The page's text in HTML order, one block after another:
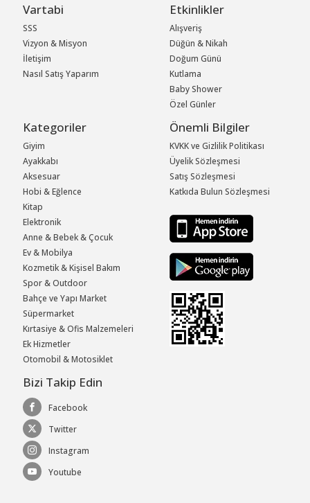
Vartabi
SSS
Vizyon & Misyon
İletişim
Nasıl Satış Yaparım
Etkinlikler
Alışveriş
Düğün & Nikah
Doğum Günü
Kutlama
Baby Shower
Özel Günler
Kategoriler
Giyim
Ayakkabı
Aksesuar
Hobi & Eğlence
Kitap
Elektronik
Anne & Bebek & Çocuk
Ev & Mobilya
Kozmetik & Kişisel Bakım
Spor & Outdoor
Bahçe ve Yapı Market
Süpermarket
Kırtasiye & Ofis Malzemeleri
Ek Hizmetler
Otomobil & Motosiklet
Önemli Bilgiler
KVKK ve Gizlilik Politikası
Üyelik Sözleşmesi
Satış Sözleşmesi
Katkıda Bulun Sözleşmesi
Bizi Takip Edin
Facebook
Twitter
Instagram
Youtube